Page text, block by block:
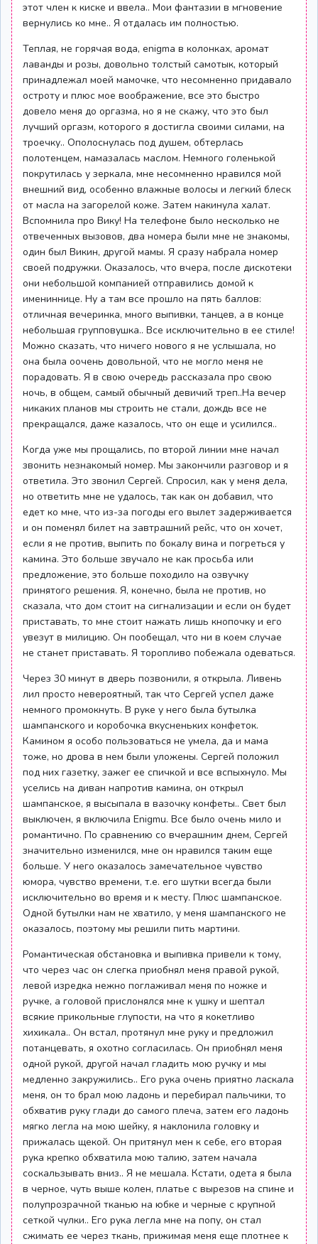
этот член к киске и ввела.. Мои фантазии в мгновение
вернулись ко мне.. Я отдалась им полностью.
Теплая, не горячая вода, enigma в колонках, аромат
лаванды и розы, довольно толстый самотык, который
принадлежал моей мамочке, что несомненно придавало
остроту и плюс мое воображение, все это быстро
довело меня до оргазма, но я не скажу, что это был
лучший оргазм, которого я достигла своими силами, на
троечку.. Ополоснулась под душем, обтерлась
полотенцем, намазалась маслом. Немного голенькой
покрутилась у зеркала, мне несомненно нравился мой
внешний вид, особенно влажные волосы и легкий блеск
от масла на загорелой коже. Затем накинула халат.
Вспомнила про Вику! На телефоне было несколько не
отвеченных вызовов, два номера были мне не знакомы,
один был Викин, другой мамы. Я сразу набрала номер
своей подружки. Оказалось, что вчера, после дискотеки
они небольшой компанией отправились домой к
имениннице. Ну а там все прошло на пять баллов:
отличная вечеринка, много выпивки, танцев, а в конце
небольшая групповушка.. Все исключительно в ее стиле!
Можно сказать, что ничего нового я не услышала, но
она была оочень довольной, что не могло меня не
порадовать. Я в свою очередь рассказала про свою
ночь, в общем, самый обычный девичий треп..На вечер
никаких планов мы строить не стали, дождь все не
прекращался, даже казалось, что он еще и усилился..
Когда уже мы прощались, по второй линии мне начал
звонить незнакомый номер. Мы закончили разговор и я
ответила. Это звонил Сергей. Спросил, как у меня дела,
но ответить мне не удалось, так как он добавил, что
едет ко мне, что из-за погоды его вылет задерживается
и он поменял билет на завтрашний рейс, что он хочет,
если я не против, выпить по бокалу вина и погреться у
камина. Это больше звучало не как просьба или
предложение, это больше походило на озвучку
принятого решения. Я, конечно, была не против, но
сказала, что дом стоит на сигнализации и если он будет
приставать, то мне стоит нажать лишь кнопочку и его
увезут в милицию. Он пообещал, что ни в коем случае
не станет приставать. Я торопливо побежала одеваться.
Через 30 минут в дверь позвонили, я открыла. Ливень
лил просто невероятный, так что Сергей успел даже
немного промокнуть. В руке у него была бутылка
шампанского и коробочка вкусненьких конфеток.
Камином я особо пользоваться не умела, да и мама
тоже, но дрова в нем были уложены. Сергей положил
под них газетку, зажег ее спичкой и все вспыхнуло. Мы
уселись на диван напротив камина, он открыл
шампанское, я высыпала в вазочку конфеты.. Свет был
выключен, я включила Enigmu. Все было очень мило и
романтично. По сравнению со вчерашним днем, Сергей
значительно изменился, мне он нравился таким еще
больше. У него оказалось замечательное чувство
юмора, чувство времени, т.е. его шутки всегда были
исключительно во время и к месту. Плюс шампанское.
Одной бутылки нам не хватило, у меня шампанского не
оказалось, поэтому мы решили пить мартини.
Романтическая обстановка и выпивка привели к тому,
что через час он слегка приобнял меня правой рукой,
левой изредка нежно поглаживал меня по ножке и
ручке, а головой прислонялся мне к ушку и шептал
всякие прикольные глупости, на что я кокетливо
хихикала.. Он встал, протянул мне руку и предложил
потанцевать, я охотно согласилась. Он приобнял меня
одной рукой, другой начал гладить мою ручку и мы
медленно закружились.. Его рука очень приятно ласкала
меня, он то брал мою ладонь и перебирал пальчики, то
обхватив руку глади до самого плеча, затем его ладонь
мягко легла на мою шейку, я наклонила головку и
прижалась щекой. Он притянул мен к себе, его вторая
рука крепко обхватила мою талию, затем начала
соскальзывать вниз.. Я не мешала. Кстати, одета я была
в черное, чуть выше колен, платье с вырезов на спине и
полупрозрачной тканью на юбке и черные с крупной
сеткой чулки.. Его рука легла мне на попу, он стал
сжимать ее через ткань, прижимая меня еще плотнее к